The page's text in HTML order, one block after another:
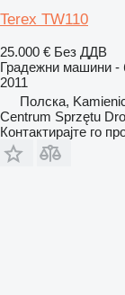
Terex TW110
25.000 € Без ДДВ
Градежни машини -
2011
Полска,
Centrum Sprzętu
Контактирајте го